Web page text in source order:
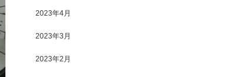
2023年4月
2023年3月
2023年2月